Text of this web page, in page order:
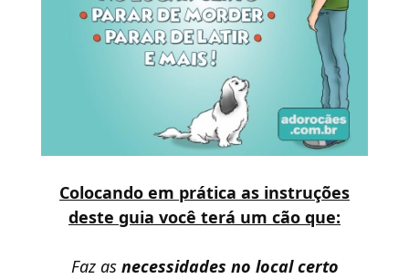
Colocando em prática as instruções
deste guia você terá um cão que:
Faz as necessidades no local certo